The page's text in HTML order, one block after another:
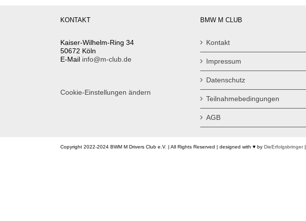
KONTAKT
Kaiser-Wilhelm-Ring 34
50672 Köln
E-Mail info@m-club.de
Cookie-Einstellungen ändern
BMW M CLUB
Kontakt
Impressum
Datenschutz
Teilnahmebedingungen
AGB
Copyright 2022-2024 BWM M Drivers Club e.V. | All Rights Reserved | designed with ♥ by DieErfolgsbringer|